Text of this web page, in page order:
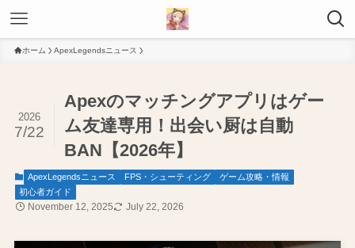
ホーム ApexLegendsニュース
Apexのマッチングアプリはゲー
ム友達専用！出会い厨は自動
BAN【2026年】
2026
7/22
ApexLegendsニュース FPS・シューティング
ゲーム攻略・情報
初心者ガイド
November 12, 2025 July 22, 2026